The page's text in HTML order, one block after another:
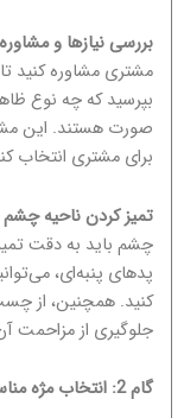
بررسی نیازها و مشاوره
مشتری مشاوره کنید تا
بپرسید که چه نوع
صورت هستند. این
برای مشتری انتخاب
تمیز کردن ناحیه چشم
چشم باید به دقت
پدهای پنبه‌ای،
کنید. همچنین، از
جلوگیری از مزاحمت
گام 2: انتخاب مژه مناسب